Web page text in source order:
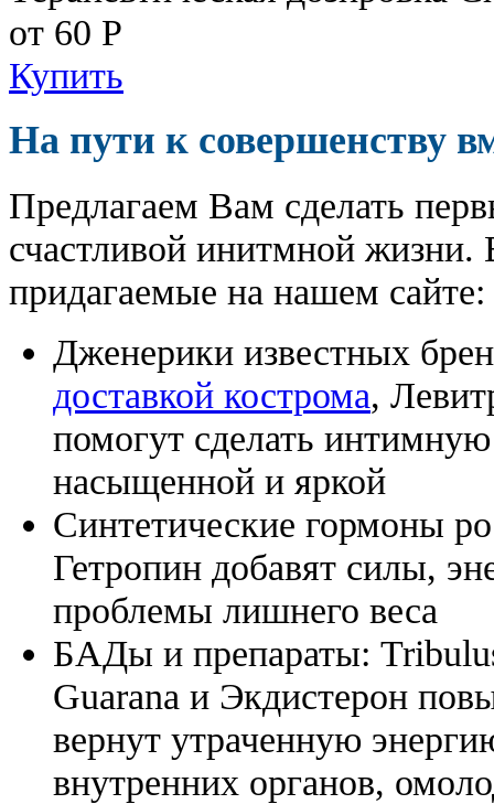
от 60 Р
Купить
На пути к совершенству
Предлагаем Вам сделать
счастливой инитмной жизни.
придагаемые на нашем сайте:
Дженерики известных
доставкой кострома,
помогут сделать
насыщенной и яркой
Синтетические гормоны
Гетропин добавят силы,
проблемы лишнего веса
БАДы и препараты:
Guarana и Экдистерон
вернут утраченную
внутренних органов,